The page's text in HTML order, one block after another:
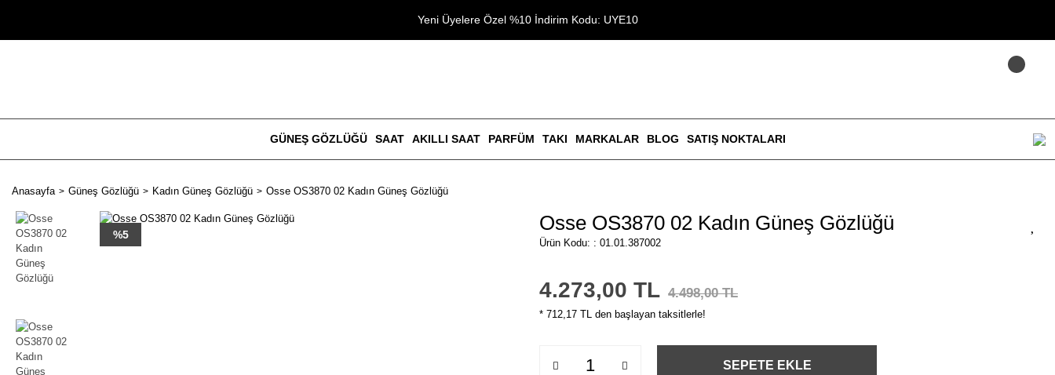
Yeni Üyelere Özel %10 İndirim Kodu: UYE10
GÜNEŞ GÖZLÜĞÜ SAAT AKILLI SAAT PARFÜM TAKI MARKALAR BLOG SATIŞ NOKTALARI
Anasayfa Güneş Gözlüğü Kadın Güneş Gözlüğü Osse OS3870 02 Kadın Güneş Gözlüğü
%5 Osse OS3870 02 Kadın Güneş Gözlüğü
Ürün Kodu: : 01.01.387002
4.273,00 TL 4.498,00 TL
* 712,17 TL den başlayan taksitlerle!
SEPETE EKLE